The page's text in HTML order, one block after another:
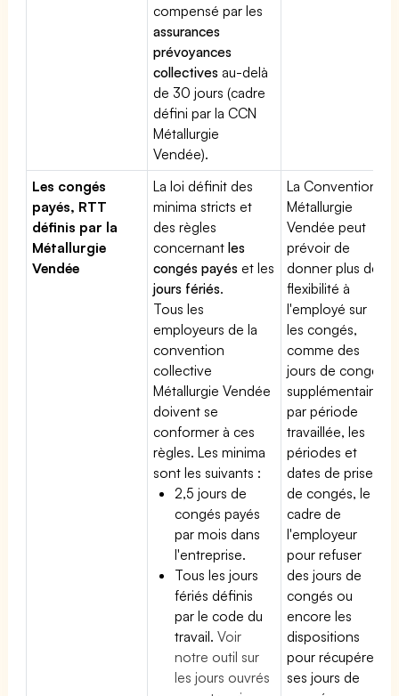
compensé par les
assurances
prévoyances
collectives au-delà
de 30 jours (cadre
défini par la CCN
Métallurgie
Vendée).
Les congés
payés, RTT
définis par la
Métallurgie
Vendée
La loi définit des
minima stricts et
des règles
concernantles
congés payés et les
jours fériés.
Tous les
employeurs de la
convention
collective
Métallurgie Vendée
doivent se
conformer à ces
règles. Les minima
sont les suivants :
2,5 jours de
congés payés
par mois dans
l'entreprise.
Tous les jours
fériés définis
par le code du
travail.Voir
notre outil sur
les jours ouvrés
La Convention
Métallurgie
Vendée peut
prévoir de
donner plus de
flexibilité à
l'employé sur
les congés,
comme des
jours de congé
supplémentaires
par période
travaillée, les
périodes et
dates de prise
de congés, le
cadre de
l'employeur
pour refuser
des jours de
congés ou
encore les
dispositions
pour récupérer
ses jours de